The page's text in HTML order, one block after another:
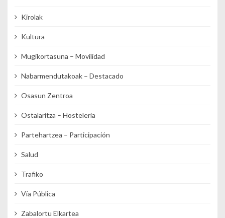
Kirolak
Kultura
Mugikortasuna – Movilidad
Nabarmendutakoak – Destacado
Osasun Zentroa
Ostalaritza – Hostelería
Partehartzea – Participación
Salud
Trafiko
Vía Pública
Zabalortu Elkartea